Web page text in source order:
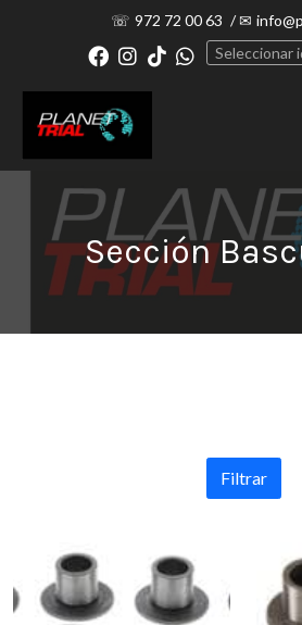
☏ 972 72 00 63 /✉
Seleccionar
Sección
Filtrar